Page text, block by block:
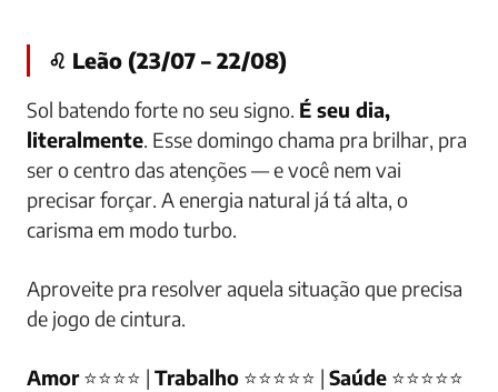
♌ Leão (23/07 – 22/08)
Sol batendo forte no seu signo. É seu dia,
literalmente. Esse domingo chama pra brilhar, pra
ser o centro das atenções — e você nem vai
precisar forçar. A energia natural já tá alta, o
carisma em modo turbo.
Aproveite pra resolver aquela situação que precisa
de jogo de cintura.
Amor⭐⭐⭐⭐ | Trabalho ⭐⭐⭐⭐⭐ | Saúde ⭐⭐⭐⭐⭐